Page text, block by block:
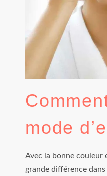
mode
Avec la bonne couleur
grande différence